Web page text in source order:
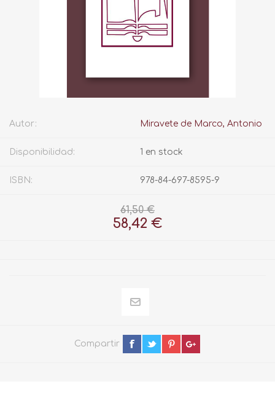
Autor: Miravete de Marco, Antonio
Disponibilidad: 1 en stock
ISBN: 978-84-697-8595-9
61,50 €
58,42 €
Compartir